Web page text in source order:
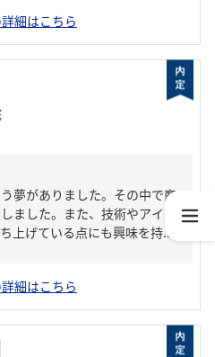
細はこちら
夢がありました。その中で商
ました。また、技術やアイデ
上げている点にも興味を持...
細はこちら